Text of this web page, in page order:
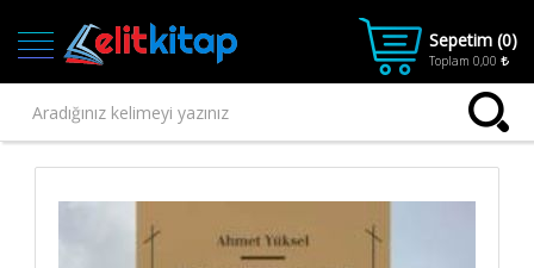
Sepetim (0)
Toplam 0,00